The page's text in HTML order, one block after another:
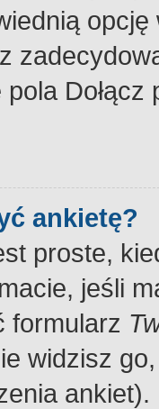
ankietę?
proste,
jeśli
formularz
widzisz